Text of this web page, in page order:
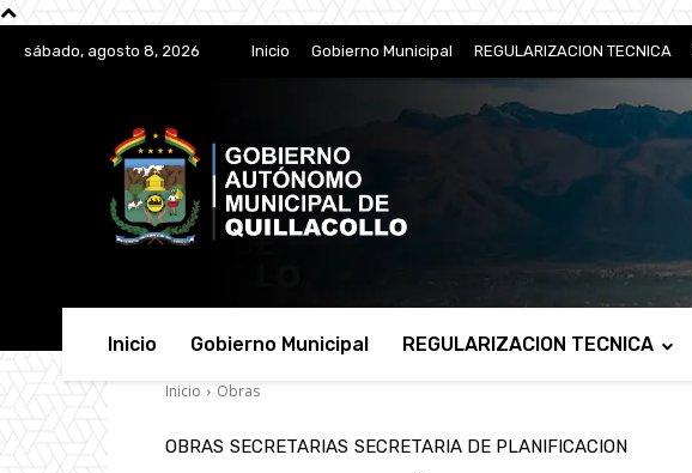
sábado, agosto 8, 2026 Inicio Gobierno Municipal REGULARIZACION TECNICA
Inicio Gobierno Municipal REGULARIZACION TECNICA
Inicio Obras
OBRAS SECRETARIAS SECRETARIA DE PLANIFICACION